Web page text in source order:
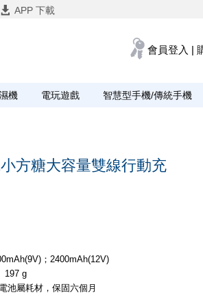
APP 下載
會員登入 |
機 電玩遊戲 智慧型手機/傳統手機
方糖大容量雙線行動充
；2400mAh(12V)
197 g
池屬耗材，保固六個月